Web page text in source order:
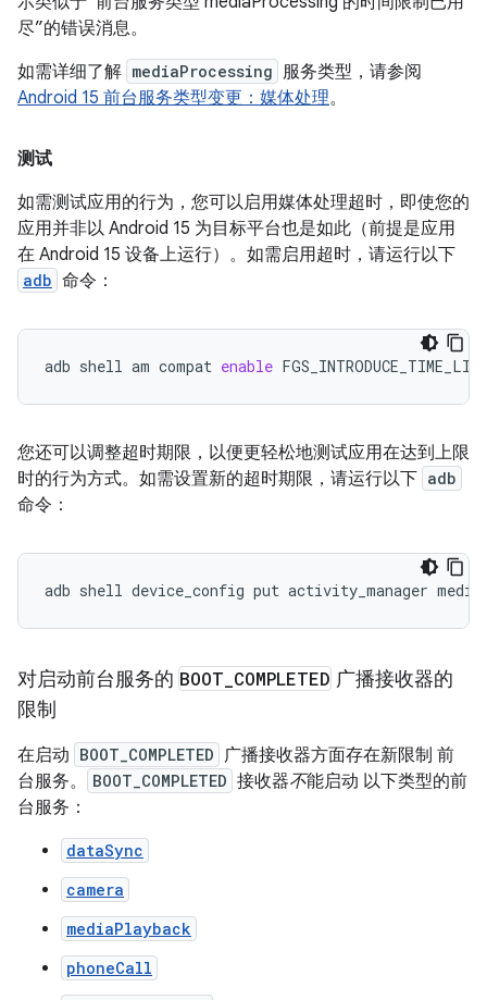
尽”的错误消息。
如需详细了解 mediaProcessing 服务类型，请参阅
Android 15 前台服务类型变更：媒体处理。
测试
如需测试应用的行为，您可以启用媒体处理超时，即使您的
应用并非以 Android 15 为目标平台也是如此（前提是应用
在 Android 15 设备上运行）。如需启用超时，请运行以下
adb 命令：
adb shell am compat enable
您还可以调整超时期限，以便更轻松地测试应用在达到上限
时的行为方式。如需设置新的超时期限，请运行以下 adb
命令：
adb shell device_config put activity_manager
对启动前台服务的 BOOT COMPLETED 广播接收器的
限制
在启动 BOOT_COMPLETED 广播接收器方面存在新限制 前
台服务。
BOOT_COMPLETED 接收器不能启动 以下类型的前
台服务：
dataSync
camera
mediaPlayback
phoneCall